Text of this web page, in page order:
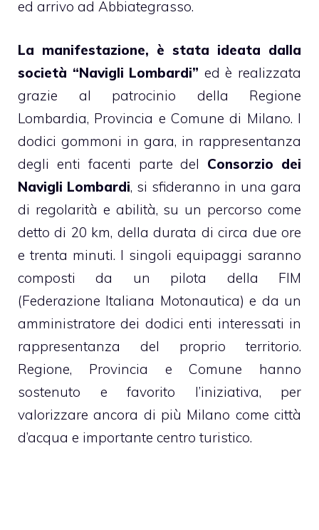
ed arrivo ad Abbiategrasso.
La manifestazione, è stata ideata dalla
società “Navigli Lombardi” ed è realizzata
grazie al patrocinio della Regione
Lombardia, Provincia e Comune di Milano. I
dodici gommoni in gara, in rappresentanza
degli enti facenti parte del Consorzio dei
Navigli Lombardi, si sfideranno in una gara
di regolarità e abilità, su un percorso come
detto di 20 km, della durata di circa due ore
e trenta minuti. I singoli equipaggi saranno
composti da un pilota della FIM
(Federazione Italiana Motonautica) e da un
amministratore dei dodici enti interessati in
rappresentanza del proprio territorio.
Regione, Provincia e Comune hanno
sostenuto e favorito l’iniziativa, per
valorizzare ancora di più Milano come città
d’acqua e importante centro turistico.